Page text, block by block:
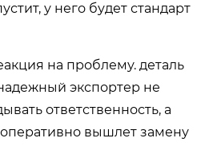
у него будет стандарт
на проблему. деталь
экспортер не
ответственность, а
вышлет замену